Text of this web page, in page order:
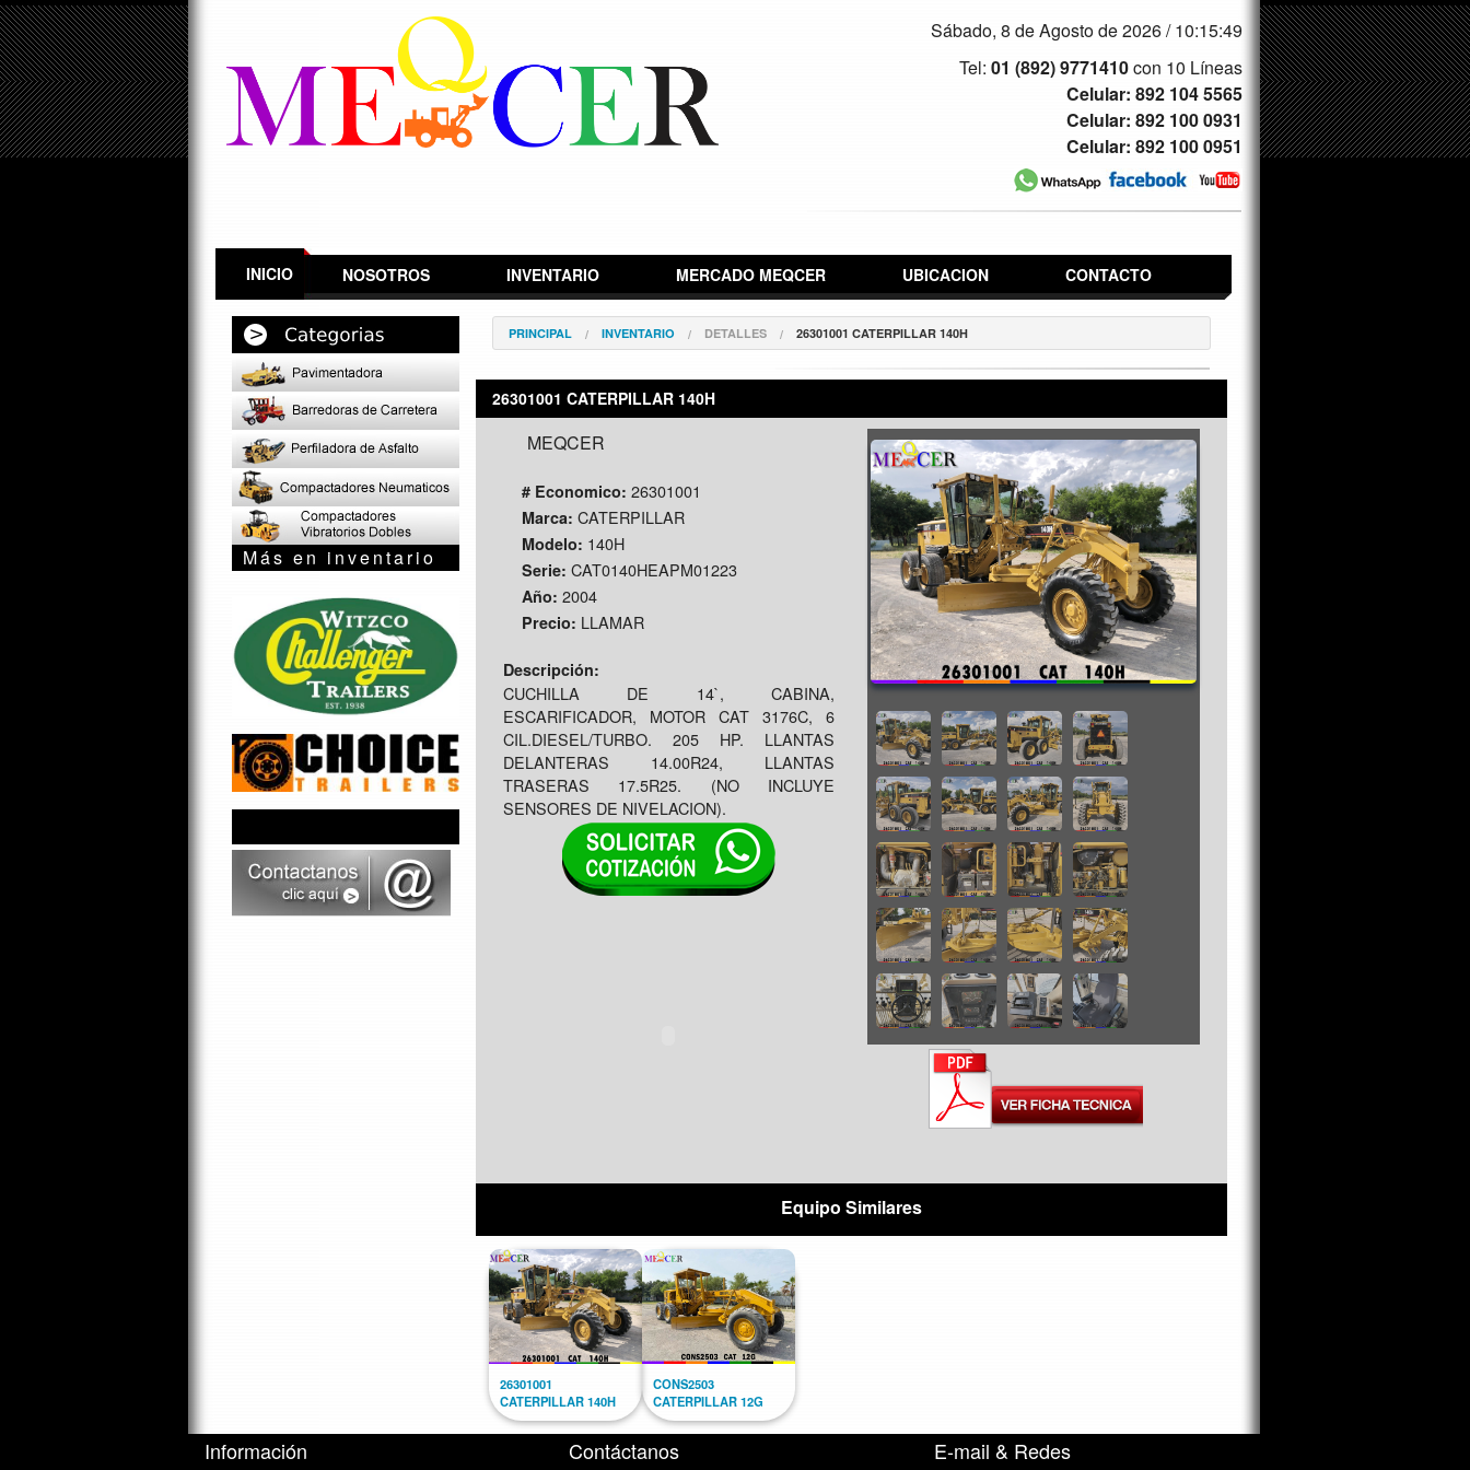
Sábado, 8 de Agosto de 2026 /10:15:50
Tel:01 (892) 9771410con 10 Líneas
Celular: 892 104 5565
Celular: 892 100 0931
Celular: 892 100 0951
INICIO NOSOTROS INVENTARIO MERCADO MEQCER UBICACION CONTACTO
Más en inventario
PRINCIPAL INVENTARIO DETALLES 26301001 CATERPILLAR 140H
26301001 CATERPILLAR 140H
MEQCER
# Economico: 26301001
Marca: CATERPILLAR
Modelo: 140H
Serie: CAT0140HEAPM01223
Año: 2004
Precio: LLAMAR
Descripción:
CUCHILLA DE 14`, CABINA,
ESCARIFICADOR, MOTOR CAT 3176C, 6
CIL.DIESEL/TURBO. 205 HP. LLANTAS
DELANTERAS 14.00R24, LLANTAS
TRASERAS 17.5R25. (NO INCLUYE
SENSORES DE NIVELACION).
Equipo Similares
26301001
CATERPILLAR 140H
CONS2503
CATERPILLAR 12G
Información Contáctanos E-mail & Redes